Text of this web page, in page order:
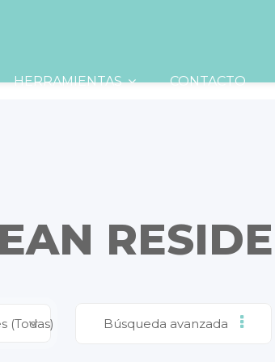
HERRAMIENTAS CONTACTO
(Todas) Búsqueda avanzada